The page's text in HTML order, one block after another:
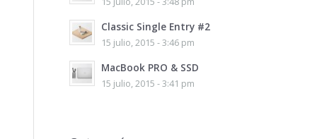
Classic Single Entry #2
15 julio, 2015 - 3:46 pm
MacBook PRO & SSD
15 julio, 2015 - 3:41 pm